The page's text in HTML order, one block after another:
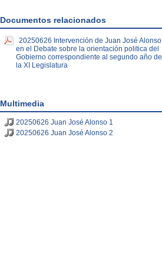
Documentos relacionados
20250626 Intervención de Juan José Alonso
en el Debate sobre la orientación politica del
Gobierno correspondiente al segundo año de
la XI Legislatura
Multimedia
20250626 Juan José Alonso 1
20250626 Juan José Alonso 2